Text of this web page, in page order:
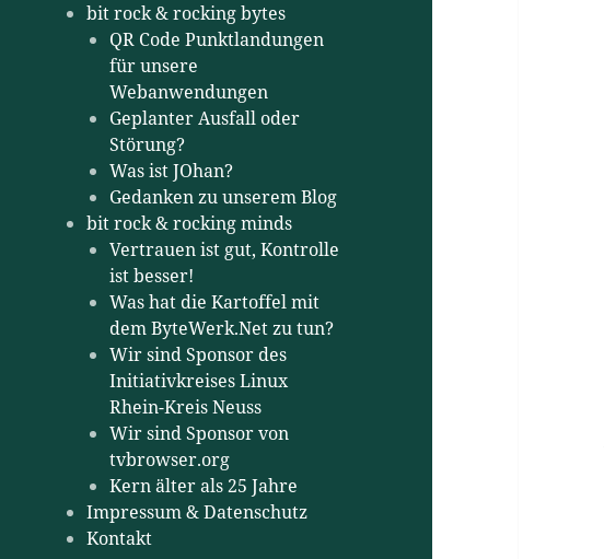
bit rock & rocking bytes
QR Code Punktlandungen
für unsere
Webanwendungen
Geplanter Ausfall oder
Störung?
Was ist JOhan?
Gedanken zu unserem Blog
bit rock & rocking minds
Vertrauen ist gut, Kontrolle
ist besser!
Was hat die Kartoffel mit
dem ByteWerk.Net zu tun?
Wir sind Sponsor des
Initiativkreises Linux
Rhein-Kreis Neuss
Wir sind Sponsor von
tvbrowser.org
Kern älter als 25 Jahre
Impressum & Datenschutz
Kontakt